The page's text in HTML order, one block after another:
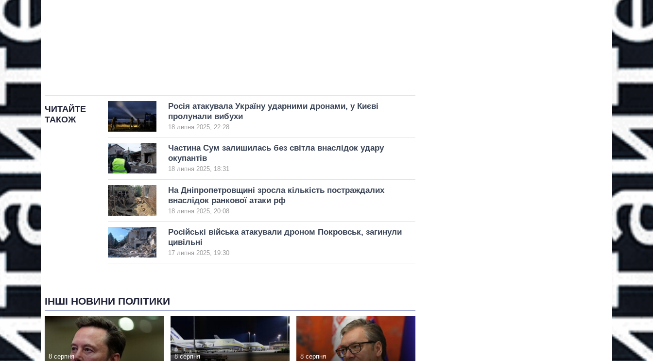
ЧИТАЙТЕ
ТАКОЖ
Росія атакувала Україну ударними дронами, у Києві
пролунали вибухи
18 липня 2025, 22:28
Частина Сум залишилась без світла внаслідок удару
окупантів
18 липня 2025, 18:31
На Дніпропетровщині зросла кількість постраждалих
внаслідок ранкової атаки рф
18 липня 2025, 20:08
Російські війська атакували дроном Покровськ, загинули
цивільні
17 липня 2025, 19:30
ІНШІ НОВИНИ ПОЛІТИКИ
8 серпня 8 серпня 8 серпня